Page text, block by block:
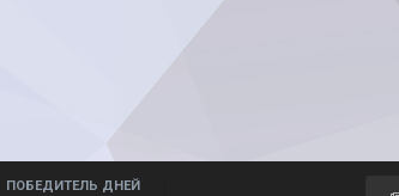
ПОБЕДИТЕЛЬ ДНЕЙ